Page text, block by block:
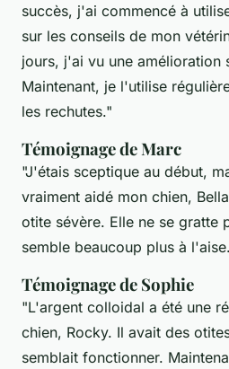
succès, j'ai commencé à
sur les conseils de mon
jours, j'ai vu une amélioration
Maintenant, je l'utilise
les rechutes."
Témoignage de Marc
"J'étais sceptique au début,
vraiment aidé mon chien,
otite sévère. Elle ne se gratte
semble beaucoup plus à
Témoignage de Sophie
"L'argent colloidal a été une
chien, Rocky. Il avait des
semblait fonctionner.